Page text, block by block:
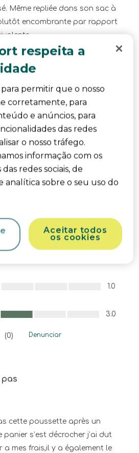
respeita a
para permitir que o nosso
corretamente, para
e anúncios, para
das redes
o nosso tráfego.
informação com os
redes sociais, de
analítica sobre o seu uso do
Aceitar todos
os cookies
Même repliée dans son sac à
encombrante par rapport
este produto.
5
1.0
3.0
(0) Denunciar
pas
cette poussette après un
panier s’est décrocher j’ai dut
a mes frais,il y a également le